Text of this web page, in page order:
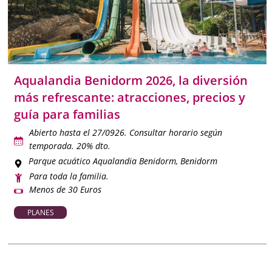
Aqualandia Benidorm 2026, la diversión
más refrescante: atracciones, precios y
guía para familias
Abierto hasta el 27/0926. Consultar horario según
temporada. 20% dto.
Parque acuático Aqualandia Benidorm, Benidorm
Para toda la familia.
Menos de 30 Euros
PLANES